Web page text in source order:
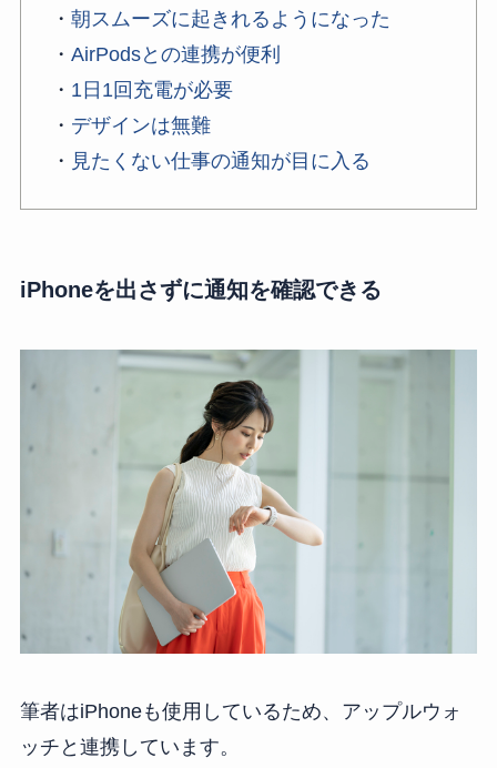
・ 朝スムーズに起きれるようになった
・ AirPodsとの連携が便利
・ 1日1回充電が必要
・ デザインは無難
・ 見たくない仕事の通知が目に入る
iPhoneを出さずに通知を確認できる
筆者はiPhoneも使用しているため、アップルウォ
ッチと連携しています。